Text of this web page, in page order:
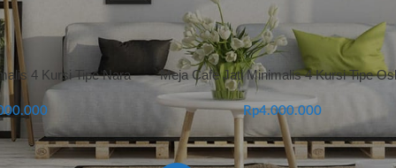
4 Kursi Tipe Nara Meja Cafe Jati Minimalis 4 Kursi Tipe
Rp4.000.000